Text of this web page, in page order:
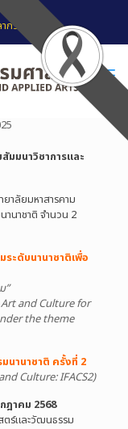
กร
มมนาวิชาการและ
าลัยมหาสารคาม
นาชาติ จำนวน 2
ะดับนานาชาติเพื่อ
”
and Culture for
the theme
นานาชาติ ครั้งที่ 2
Culture: IFACS2)
ฎาคม 2568
ร์และวัฒนธรรม